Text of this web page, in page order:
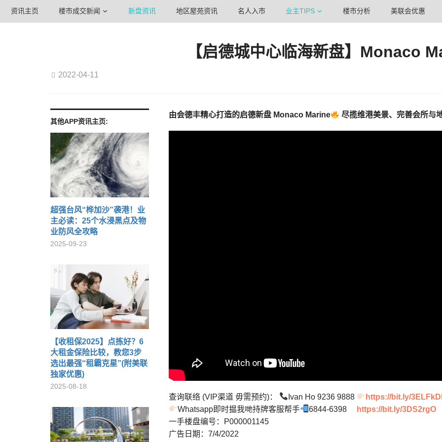
资讯主页 楼市成交新闻 新盘资讯 地区屋苑资讯 名人入市 业主TIPS 楼市分析 美联会优惠
【启德城中心临海新盘】Monaco
2022-04-11
其他APP资讯主页:
超强台风“桦加沙”袭港！业
主必读：25个水浸黑点及物
业防风全攻略
2025-09-23
【收租保2025】点拣好？6
大租金保险比较，教您3步
选出最强“租霸克星”(附美联
独家优惠)
2025-08-18
由会德丰精心打造的启德新盘 Monaco Marine 尽揽维港美景、完善会所与
查询联络 (VIP渠道 毋需预约)： Ivan Ho 9236 9888
https://bit.ly/
Whatsapp即时揾我哋持牌客服帮手
6844-6398
https://bit.ly/3DS2rgO
一手楼盘编号：P000001145
广告日期：7/4/2022